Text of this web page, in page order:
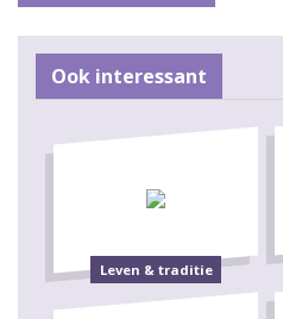
Ook interessant
Leven & traditie